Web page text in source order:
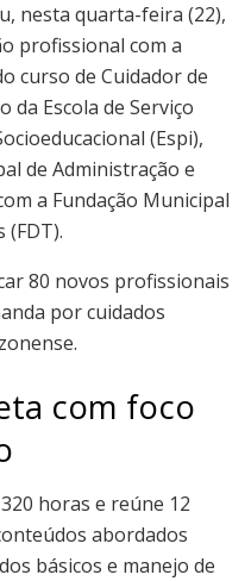
nesta quarta-feira (22),
profissional com a
curso de Cuidador de
da Escola de Serviço
(Espi),
de Administração e
a Fundação Municipal
(FDT).
80 novos profissionais
por cuidados
com foco
horas e reúne 12
abordados
básicos e manejo de